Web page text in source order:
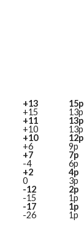
+13
15p
+15
13p
+11
13p
+10
13p
+10
12p
+6
9p
+7
7p
-4
6p
+2
4p
0
3p
-12
2p
-15
1p
-17
1p
-26 1p